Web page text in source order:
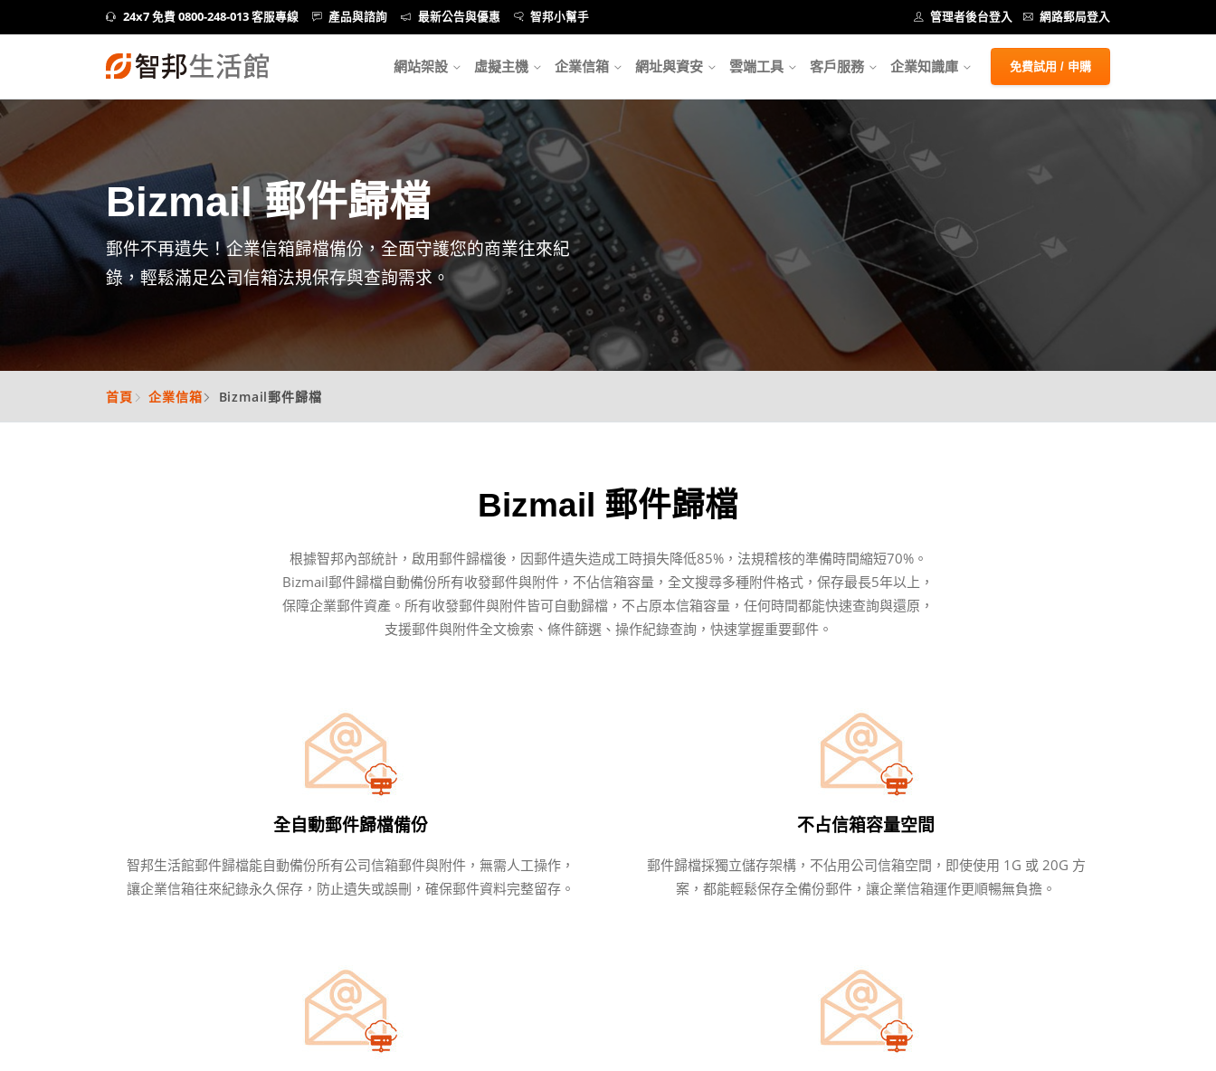
24x7 免費 0800-248-013 客服專線 產品與諮詢 最新公告與優惠 智邦小幫手 管理者後台登入 網路郵局登入
網站架設 虛擬主機 企業信箱 網址與資安 雲端工具 客戶服務 企業知識庫 免費試用 / 申購
Bizmail 郵件歸檔
郵件不再遺失！企業信箱歸檔備份，全面守護您的商業往來紀
錄，輕鬆滿足公司信箱法規保存與查詢需求。
首頁 企業信箱 Bizmail郵件歸檔
Bizmail 郵件歸檔
根據智邦內部統計，啟用郵件歸檔後，因郵件遺失造成工時損失降低85%，法規稽核的準備時間縮短70%。
Bizmail郵件歸檔自動備份所有收發郵件與附件，不佔信箱容量，全文搜尋多種附件格式，保存最長5年以上，
保障企業郵件資產。所有收發郵件與附件皆可自動歸檔，不占原本信箱容量，任何時間都能快速查詢與還原，
支援郵件與附件全文檢索、條件篩選、操作紀錄查詢，快速掌握重要郵件。
全自動郵件歸檔備份
智邦生活館郵件歸檔能自動備份所有公司信箱郵件與附件，無需人工操作，
讓企業信箱往來紀錄永久保存，防止遺失或誤刪，確保郵件資料完整留存。
不占信箱容量空間
郵件歸檔採獨立儲存架構，不佔用公司信箱空間，即使使用 1G 或 20G 方
案，都能輕鬆保存全備份郵件，讓企業信箱運作更順暢無負擔。